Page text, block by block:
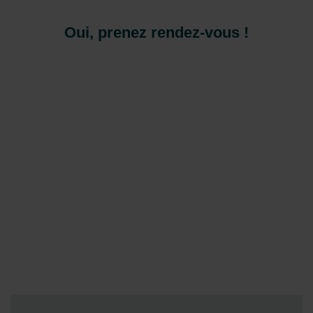
danych Zehnder
Zehnder Group UK Limited: Privacy Policy
Oui, prenez rendez-vous !